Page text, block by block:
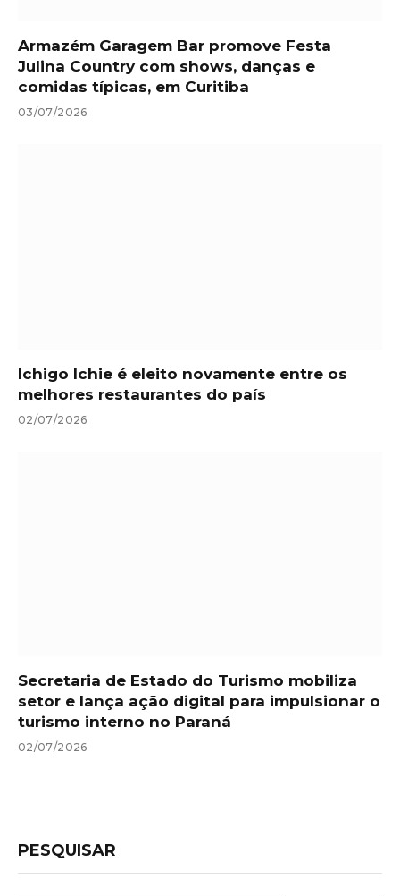
Armazém Garagem Bar promove Festa
Julina Country com shows, danças e
comidas típicas, em Curitiba
03/07/2026
Ichigo Ichie é eleito novamente entre os
melhores restaurantes do país
02/07/2026
Secretaria de Estado do Turismo mobiliza
setor e lança ação digital para impulsionar o
turismo interno no Paraná
02/07/2026
PESQUISAR